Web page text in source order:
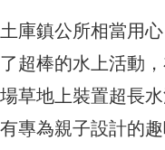
庫鎮公所相當用
超棒的水上活動
草地上裝置超長
專為親子設計的